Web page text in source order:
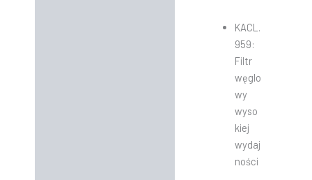
KACL.
959:
Filtr
węglo
wy
wyso
kiej
wydaj
ności